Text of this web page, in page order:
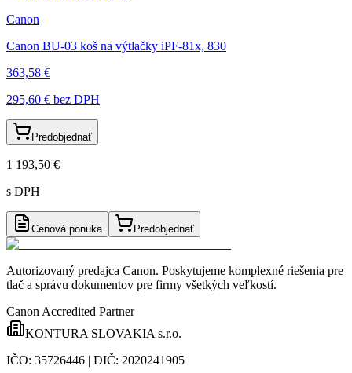
Canon
Canon BU-03 koš na výtlačky iPF-81x, 830
363,58 €
295,60 € bez DPH
Predobjednať
1 193,50 €
s DPH
Cenová ponuka Predobjednať
Autorizovaný predajca Canon. Poskytujeme komplexné riešenia pre
tlač a správu dokumentov pre firmy všetkých veľkostí.
Canon Accredited Partner
KONTURA SLOVAKIA s.r.o.
IČO: 35726446 | DIČ: 2020241905